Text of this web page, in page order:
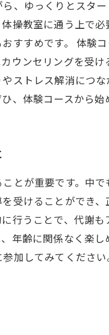
、ゆっくりとスタ
操教室に通う上で
すすめです。 体験
ウンセリングを受
ストレス解消につ
、体験コースから始
とが重要です。中
受けることができ
行うことで、代謝
年齢に関係なく楽
加してみてください